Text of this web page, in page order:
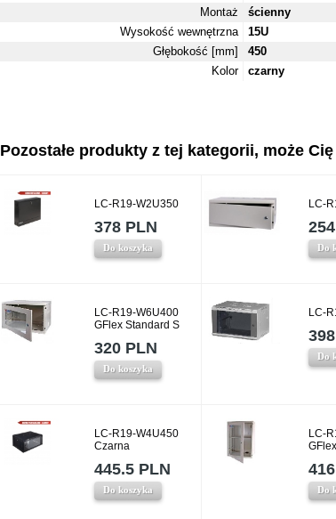
Montaż
ścienny
Wysokość wewnętrzna
15U
Głębokość [mm]
450
Kolor
czarny
Pozostałe produkty z tej kategorii, może
LC-R19-W2U350
378 PLN
Do koszyka
LC-
Do
LC-R19-W6U400
GFlex Standard S
320 PLN
Do koszyka
LC-
Do
LC-R19-W4U450
Czarna
445.5 PLN
Do koszyka
LC-
Do